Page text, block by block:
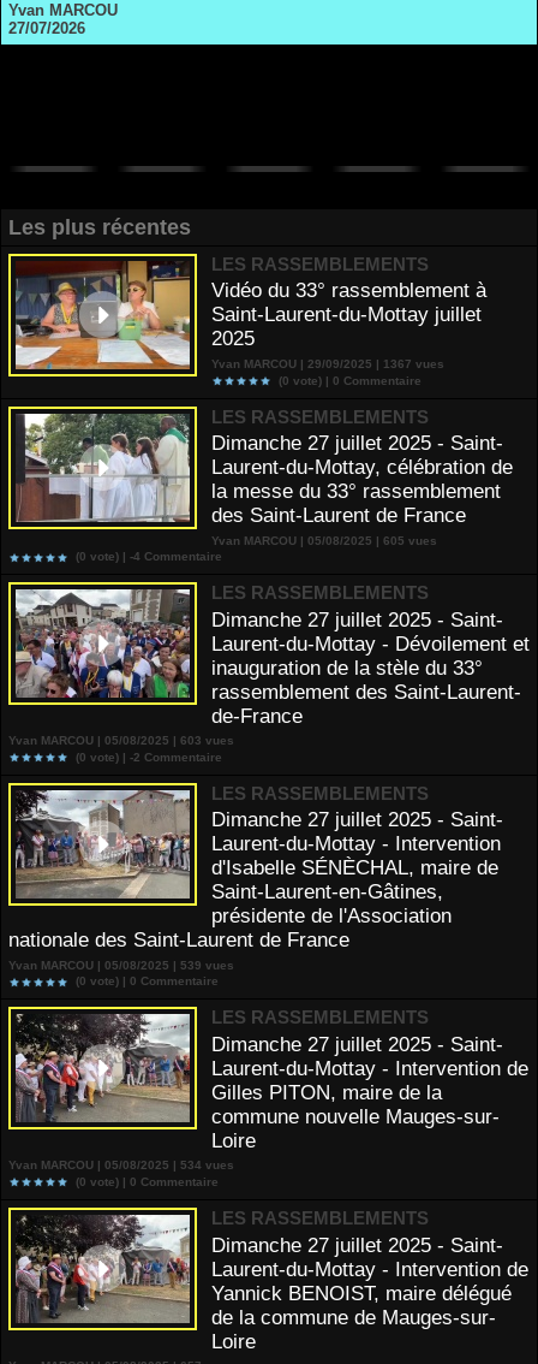
Yvan MARCOU
27/07/2026
Les plus récentes
LES RASSEMBLEMENTS
Vidéo du 33° rassemblement à
Saint-Laurent-du-Mottay juillet
2025
Yvan MARCOU | 29/09/2025 | 1367 vues
(0 vote) | 0 Commentaire
LES RASSEMBLEMENTS
Dimanche 27 juillet 2025 - Saint-
Laurent-du-Mottay, célébration de
la messe du 33° rassemblement
des Saint-Laurent de France
Yvan MARCOU | 05/08/2025 | 605 vues
(0 vote) | -4 Commentaire
LES RASSEMBLEMENTS
Dimanche 27 juillet 2025 - Saint-
Laurent-du-Mottay - Dévoilement et
inauguration de la stèle du 33°
rassemblement des Saint-Laurent-
de-France
Yvan MARCOU | 05/08/2025 | 603 vues
(0 vote) | -2 Commentaire
LES RASSEMBLEMENTS
Dimanche 27 juillet 2025 - Saint-
Laurent-du-Mottay - Intervention
d'Isabelle SÉNÈCHAL, maire de
Saint-Laurent-en-Gâtines,
présidente de l'Association
nationale des Saint-Laurent de France
Yvan MARCOU | 05/08/2025 | 539 vues
(0 vote) | 0 Commentaire
LES RASSEMBLEMENTS
Dimanche 27 juillet 2025 - Saint-
Laurent-du-Mottay - Intervention de
Gilles PITON, maire de la
commune nouvelle Mauges-sur-
Loire
Yvan MARCOU | 05/08/2025 | 534 vues
(0 vote) | 0 Commentaire
LES RASSEMBLEMENTS
Dimanche 27 juillet 2025 - Saint-
Laurent-du-Mottay - Intervention de
Yannick BENOIST, maire délégué
de la commune de Mauges-sur-
Loire